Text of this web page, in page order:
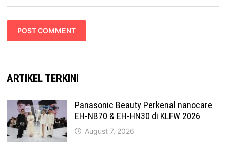
ARTIKEL TERKINI
Panasonic Beauty Perkenal nanocare
EH-NB70 & EH-HN30 di KLFW 2026
August 7, 2026